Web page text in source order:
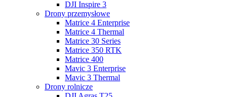
DJI Inspire 3
Drony przemysłowe
Matrice 4 Enterprise
Matrice 4 Thermal
Matrice 30 Series
Matrice 350 RTK
Matrice 400
Mavic 3 Enterprise
Mavic 3 Thermal
Drony rolnicze